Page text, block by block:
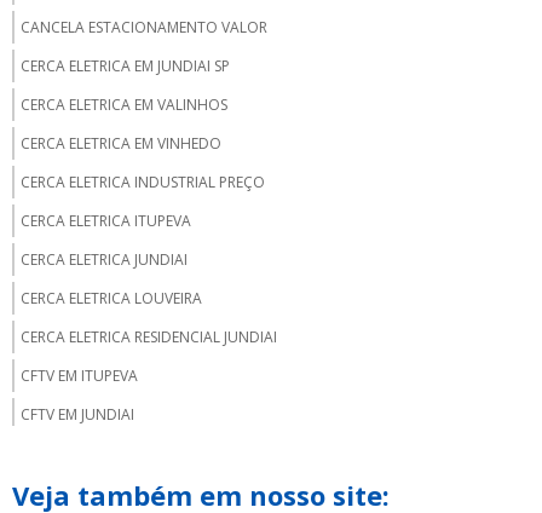
CANCELA ESTACIONAMENTO VALOR
CERCA ELETRICA EM JUNDIAI SP
CERCA ELETRICA EM VALINHOS
CERCA ELETRICA EM VINHEDO
CERCA ELETRICA INDUSTRIAL PREÇO
CERCA ELETRICA ITUPEVA
CERCA ELETRICA JUNDIAI
CERCA ELETRICA LOUVEIRA
CERCA ELETRICA RESIDENCIAL JUNDIAI
CFTV EM ITUPEVA
CFTV EM JUNDIAI
CONTROLE DE ACESSO CONDOMINIAL
Veja também em nosso site: